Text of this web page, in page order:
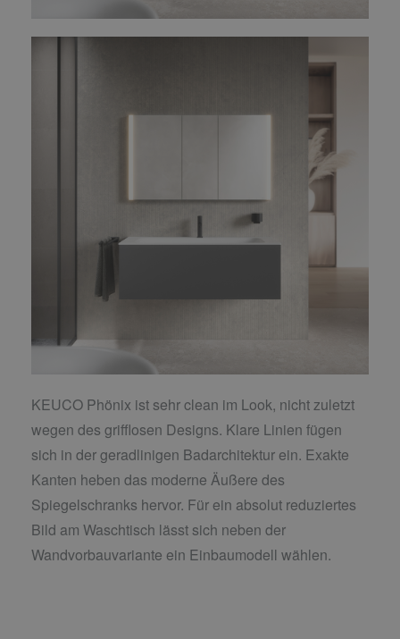
KEUCO Phönix ist sehr clean im Look, nicht zuletzt
wegen des grifflosen Designs. Klare Linien fügen
sich in der geradlinigen Badarchitektur ein. Exakte
Kanten heben das moderne Äußere des
Spiegelschranks hervor. Für ein absolut reduziertes
Bild am Waschtisch lässt sich neben der
Wandvorbauvariante ein Einbaumodell wählen.